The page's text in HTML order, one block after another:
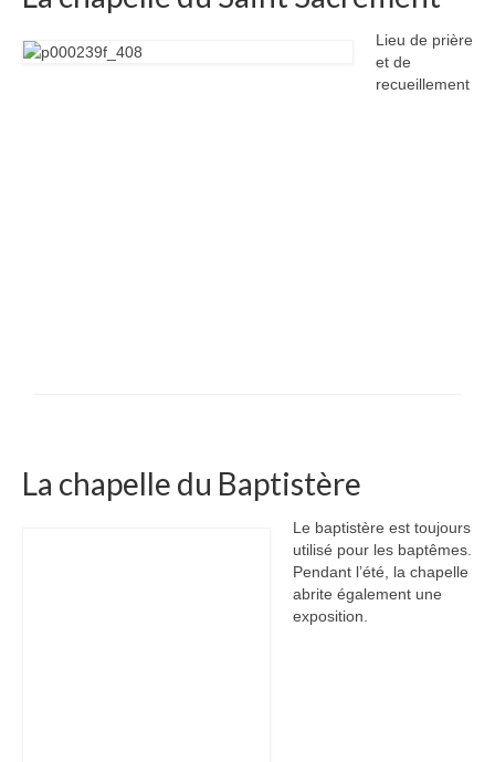
Lieu de prière
et de
recueillement
La chapelle du Baptistère
Le baptistère est toujours
utilisé pour les baptêmes.
Pendant l’été, la chapelle
abrite également une
exposition.